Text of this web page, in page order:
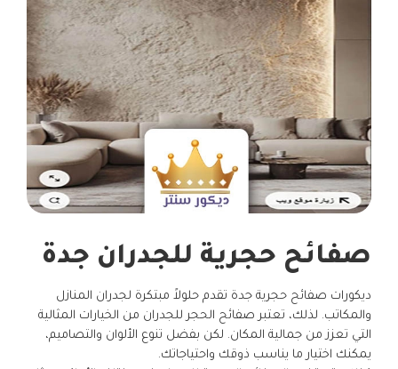
صفائح حجرية للجدران جدة
ديكورات صفائح حجرية جدة تقدم حلولاً مبتكرة لجدران المنازل
والمكاتب. لذلك، تعتبر صفائح الحجر للجدران من الخيارات المثالية
التي تعزز من جمالية المكان. لكن بفضل تنوع الألوان والتصاميم،
يمكنك اختيار ما يناسب ذوقك واحتياجاتك.